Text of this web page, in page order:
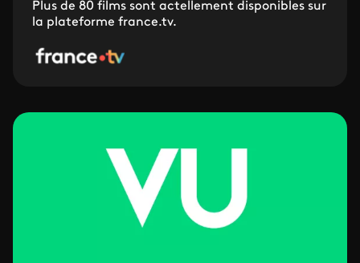
Plus de 80 films sont actellement disponibles sur
la plateforme france.tv.